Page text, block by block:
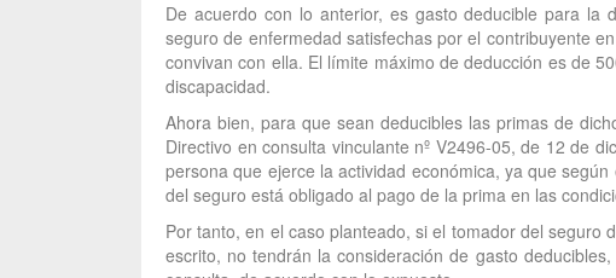
De acuerdo con lo anterior, es gasto deducible para la
seguro de enfermedad satisfechas por el contribuyente
convivan con ella. El límite máximo de deducción es de
discapacidad.
Ahora bien, para que sean deducibles las primas de
Directivo en consulta vinculante nº V2496-05, de 12 de
persona que ejerce la actividad económica, ya que
del seguro está obligado al pago de la prima en las
Por tanto, en el caso planteado, si el tomador del
escrito, no tendrán la consideración de gasto